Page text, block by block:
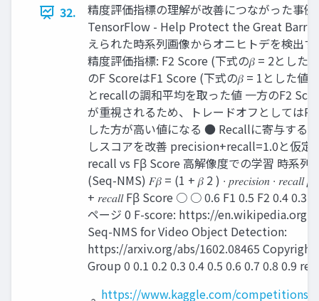
32.
精度評価指標の理解が改善につながった事
TensorFlow - Help Protect the Great
えられた時系列画像からオニヒトデを検出
精度評価指標: F2 Score (下式の𝛽 = 2とし
のF ScoreはF1 Score (下式の𝛽 = 1とした値
とrecallの調和平均を取った値 一方のF2
が重視されるため、トレードオフとしては
した方が高い値になる ● Recallに寄与する
しスコアを改善 precision+recall=1.0と仮定
recall vs Fβ Score 高解像度での学習 時系列
(Seq-NMS) 𝐹𝛽 = (1 + 𝛽 2 ) ∙ 𝑝𝑟𝑒𝑐𝑖𝑠𝑖𝑜𝑛 ∙ 𝑟𝑒𝑐𝑎𝑙𝑙 𝛽 2
+ 𝑟𝑒𝑐𝑎𝑙𝑙 Fβ Score ○ ○ 0.6 F1 0.5 F2 0.4 0.3
ページ 0 F-score: https://en.wikipedia.org/
Seq-NMS for Video Object Detection:
https://arxiv.org/abs/1602.08465
Group 0 0.1 0.2 0.3 0.4 0.5 0.6 0.7 0.8 0.9
https://www.kaggle.com/competitions/